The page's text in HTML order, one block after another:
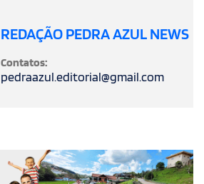
REDAÇÃO PEDRA AZUL NEWS
Contatos:
pedraazul.editorial@gmail.com